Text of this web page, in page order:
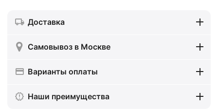
Доставка
Самовывоз в Москве
Варианты оплаты
Наши преимущества